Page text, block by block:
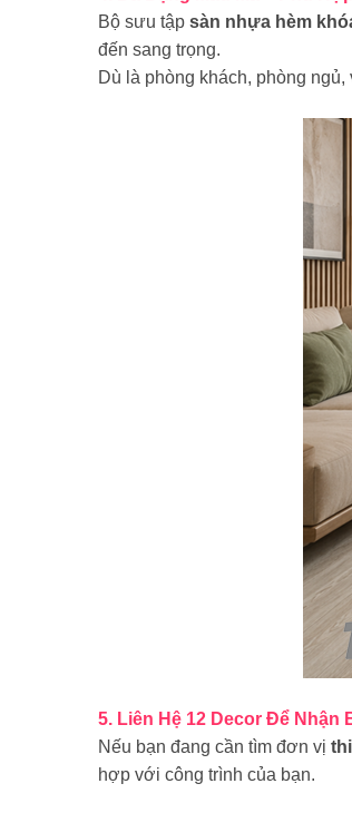
Bộ sưu tập sàn nhựa hèm
đến sang trọng.
Dù là phòng khách, phòng
5. Liên Hệ 12 Decor Để Nhận
Nếu bạn đang cần tìm đơn vị
hợp với công trình của bạn.